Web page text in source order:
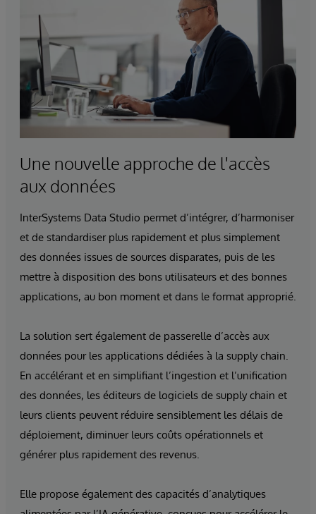
Une nouvelle approche de l'accès
aux données
InterSystems Data Studio permet d’intégrer, d’harmoniser
et de standardiser plus rapidement et plus simplement
des données issues de sources disparates, puis de les
mettre à disposition des bons utilisateurs et des bonnes
applications, au bon moment et dans le format approprié.
La solution sert également de passerelle d’accès aux
données pour les applications dédiées à la supply chain.
En accélérant et en simplifiant l’ingestion et l’unification
des données, les éditeurs de logiciels de supply chain et
leurs clients peuvent réduire sensiblement les délais de
déploiement, diminuer leurs coûts opérationnels et
générer plus rapidement des revenus.
Elle propose également des capacités d’analytiques